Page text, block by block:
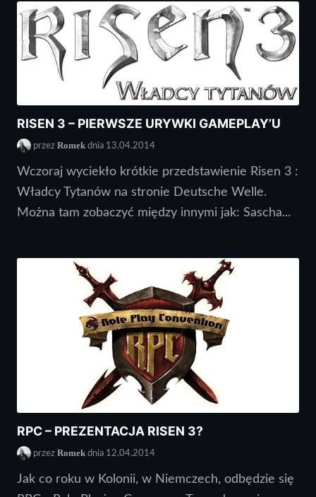
RISEN 3 – PIERWSZE URYWKI GAMEPLAY’U
przez Romek dnia 13.04.2014
Wczoraj wyciekło krótkie przedstawienie Risen 3 :
Władcy Tytanów na stronie Deutsche Welle.
Można tam zobaczyć między innymi jak: Sascha...
RPC – PREZENTACJA RISEN 3?
przez Romek dnia 12.04.2014
Jak co roku w Kolonii, w Niemczech, odbędzie się